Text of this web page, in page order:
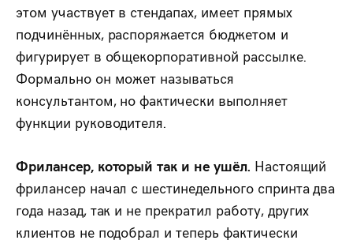
этом участвует в стендапах, имеет прямых
подчинённых, распоряжается бюджетом и
фигурирует в общекорпоративной рассылке.
Формально он может называться
консультантом, но фактически выполняет
функции руководителя.
Фрилансер, который так и не ушёл. Настоящий
фрилансер начал с шестинедельного спринта два
года назад, так и не прекратил работу, других
клиентов не подобрал и теперь фактически